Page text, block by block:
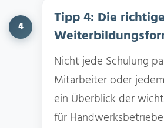
4
Tipp 4: Die
Nicht jede Schulung
Mitarbeiter oder
ein Überblick der
für